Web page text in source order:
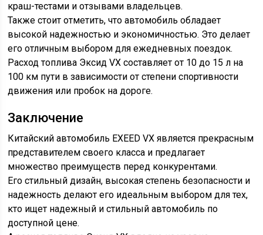
краш-тестами и отзывами владельцев.
Также стоит отметить, что автомобиль обладает
высокой надежностью и экономичностью. Это делает
его отличным выбором для ежедневных поездок.
Расход топлива Эксид VX составляет от 10 до 15 л на
100 км пути в зависимости от степени спортивности
движения или пробок на дороге.
Заключение
Китайский автомобиль EXEED VX является прекрасным
представителем своего класса и предлагает
множество преимуществ перед конкурентами.
Его стильный дизайн, высокая степень безопасности и
надежность делают его идеальным выбором для тех,
кто ищет надежный и стильный автомобиль по
доступной цене.